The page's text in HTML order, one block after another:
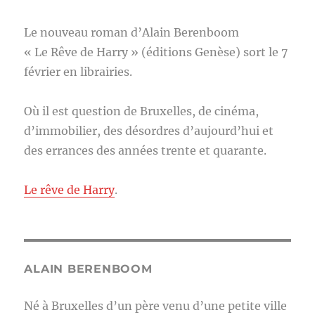
Le nouveau roman d’Alain Berenboom
« Le Rêve de Harry » (éditions Genèse) sort le 7
février en librairies.
Où il est question de Bruxelles, de cinéma,
d’immobilier, des désordres d’aujourd’hui et
des errances des années trente et quarante.
Le rêve de Harry.
ALAIN BERENBOOM
Né à Bruxelles d’un père venu d’une petite ville